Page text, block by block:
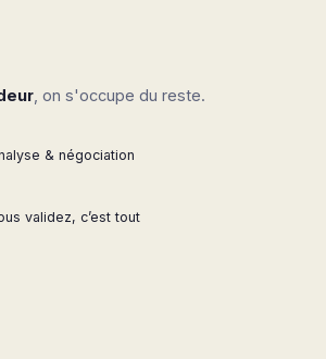
, on s'occupe du reste.
& négociation
validez, c’est tout